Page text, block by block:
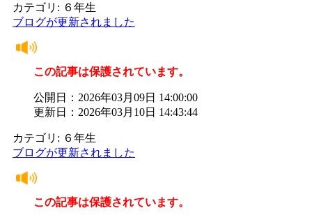
カテゴリ: ６年生
ブログが更新されました
この記事は保護されています。
公開日：2026年03月09日 14:00:00
更新日：2026年03月10日 14:43:44
カテゴリ: ６年生
ブログが更新されました
この記事は保護されています。